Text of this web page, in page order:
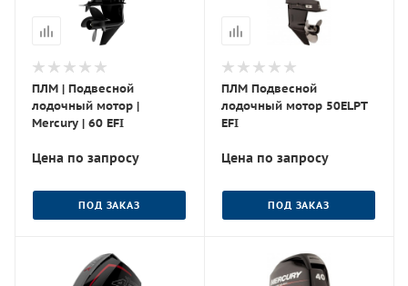
ПЛМ | Подвесной
лодочный мотор |
Mercury | 60 EFI
Цена по запросу
ПОД ЗАКАЗ
ПЛМ Подвесной
лодочный мотор 50ELPT
EFI
Цена по запросу
ПОД ЗАКАЗ